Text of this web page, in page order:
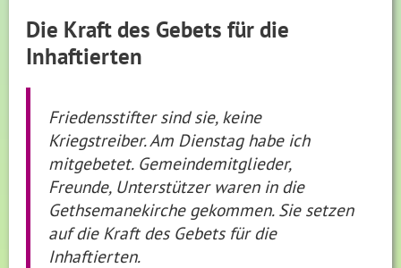
Die Kraft des Gebets für die
Inhaftierten
Friedensstifter sind sie, keine
Kriegstreiber. Am Dienstag habe ich
mitgebetet. Gemeindemitglieder,
Freunde, Unterstützer waren in die
Gethsemanekirche gekommen. Sie setzen
auf die Kraft des Gebets für die
Inhaftierten.